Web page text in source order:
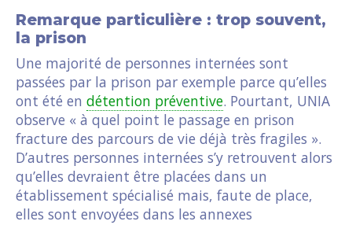
Remarque particulière : trop souvent,
la prison
Une majorité de personnes internées sont
passées par la prison par exemple parce qu’elles
ont été en détention préventive. Pourtant, UNIA
observe « à quel point le passage en prison
fracture des parcours de vie déjà très fragiles ».
D’autres personnes internées s’y retrouvent alors
qu’elles devraient être placées dans un
établissement spécialisé mais, faute de place,
elles sont envoyées dans les annexes